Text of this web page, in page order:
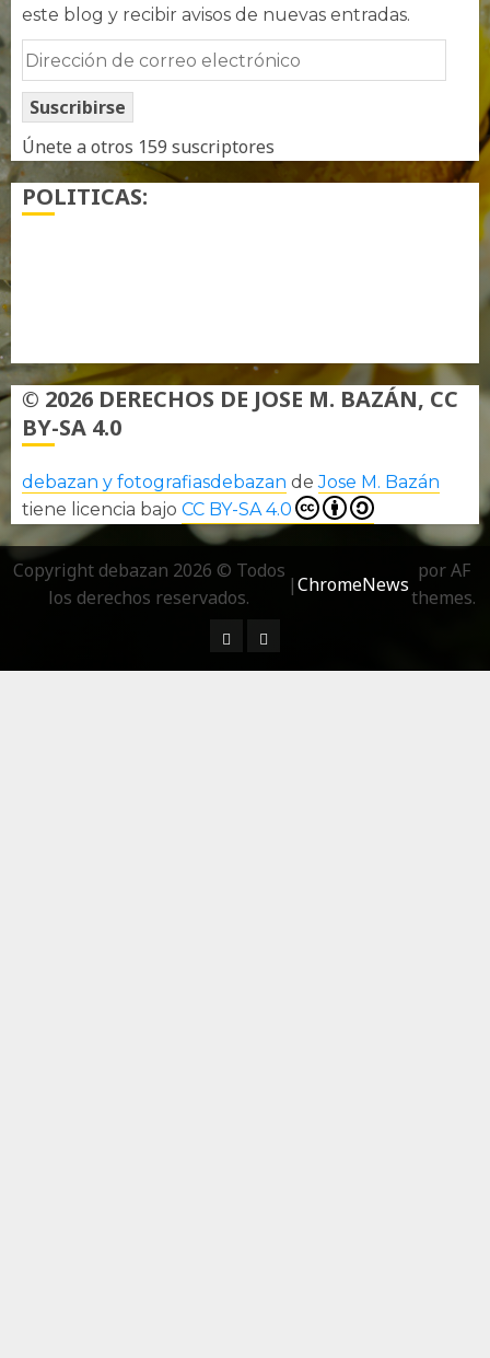
este blog y recibir avisos de nuevas entradas.
Dirección
de
correo
electrónico
Suscribirse
Únete a otros 159 suscriptores
POLITICAS:
© 2026 DERECHOS DE JOSE M. BAZÁN, CC
BY-SA 4.0
debazan y fotografiasdebazan deJose M. Bazán
tiene licencia bajo CC BY-SA 4.0
Copyright debazan 2026 © Todos
los derechos reservados.
|ChromeNews
por AF
themes.
¿ Quién soy…?
Más información sobre las